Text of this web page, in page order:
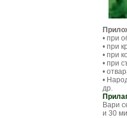
• при
• при
• при
• при
•
•
др.
Вари
и 30